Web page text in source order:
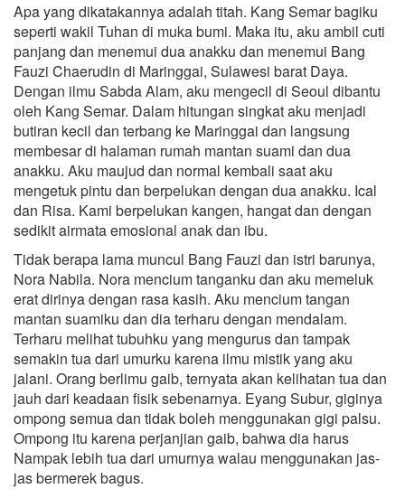
Apa yang dikatakannya adalah titah. Kang Semar bagiku
seperti wakil Tuhan di muka bumi. Maka itu, aku ambil cuti
panjang dan menemui dua anakku dan menemui Bang
Fauzi Chaerudin di Maringgai, Sulawesi barat Daya.
Dengan ilmu Sabda Alam, aku mengecil di Seoul dibantu
oleh Kang Semar. Dalam hitungan singkat aku menjadi
butiran kecil dan terbang ke Maringgai dan langsung
membesar di halaman rumah mantan suami dan dua
anakku. Aku maujud dan normal kembali saat aku
mengetuk pintu dan berpelukan dengan dua anakku. Ical
dan Risa. Kami berpelukan kangen, hangat dan dengan
sedikit airmata emosional anak dan ibu.
Tidak berapa lama muncul Bang Fauzi dan istri barunya,
Nora Nabila. Nora mencium tanganku dan aku memeluk
erat dirinya dengan rasa kasih. Aku mencium tangan
mantan suamiku dan dia terharu dengan mendalam.
Terharu melihat tubuhku yang mengurus dan tampak
semakin tua dari umurku karena ilmu mistik yang aku
jalani. Orang berlimu gaib, ternyata akan kelihatan tua dan
jauh dari keadaan fisik sebenarnya. Eyang Subur, giginya
ompong semua dan tidak boleh menggunakan gigi palsu.
Ompong itu karena perjanjian gaib, bahwa dia harus
Nampak lebih tua dari umurnya walau menggunakan jas-
jas bermerek bagus.